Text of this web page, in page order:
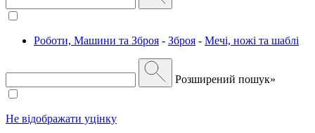
Роботи, Машини та Зброя - Зброя - Мечі, ножі та шаблі
Розширений пошук»
Не відображати уцінку